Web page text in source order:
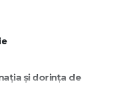
și dorința de